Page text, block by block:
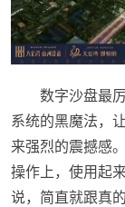
数字沙盘最
系统的黑魔法，
来强烈的震撼感
操作上，使用起
说，简直就跟真